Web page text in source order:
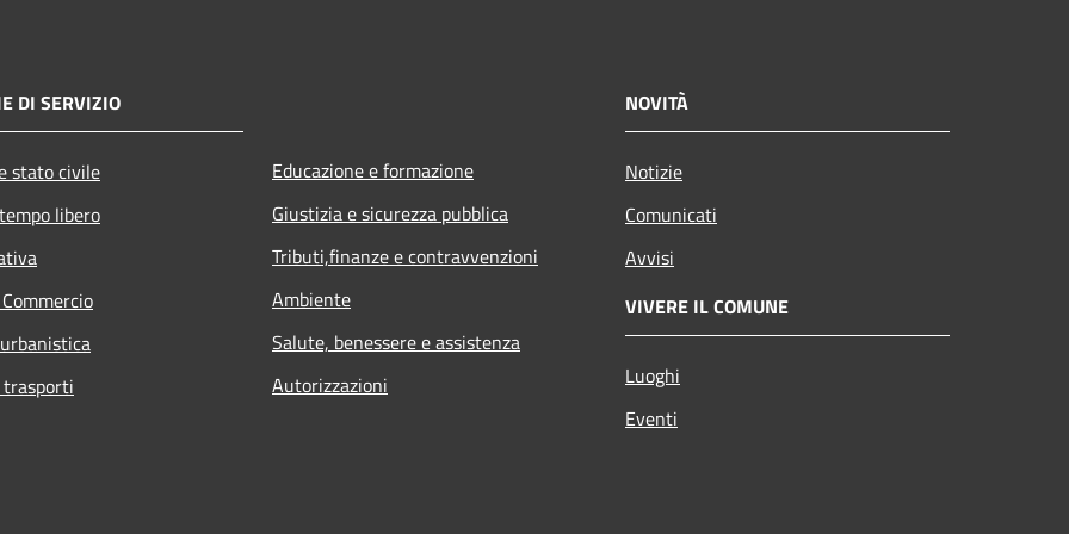
DI SERVIZIO
stato civile
libero
Educazione e formazione
Giustizia e sicurezza pubblica
Tributi,finanze e contravvenzioni
Ambiente
Salute, benessere e assistenza
Autorizzazioni
NOVITÀ
Notizie
Comunicati
Avvisi
VIVERE IL COMUNE
Luoghi
Eventi